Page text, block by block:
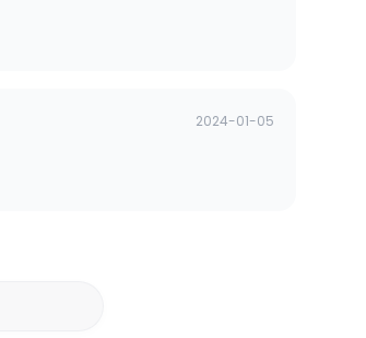
2024-01-05